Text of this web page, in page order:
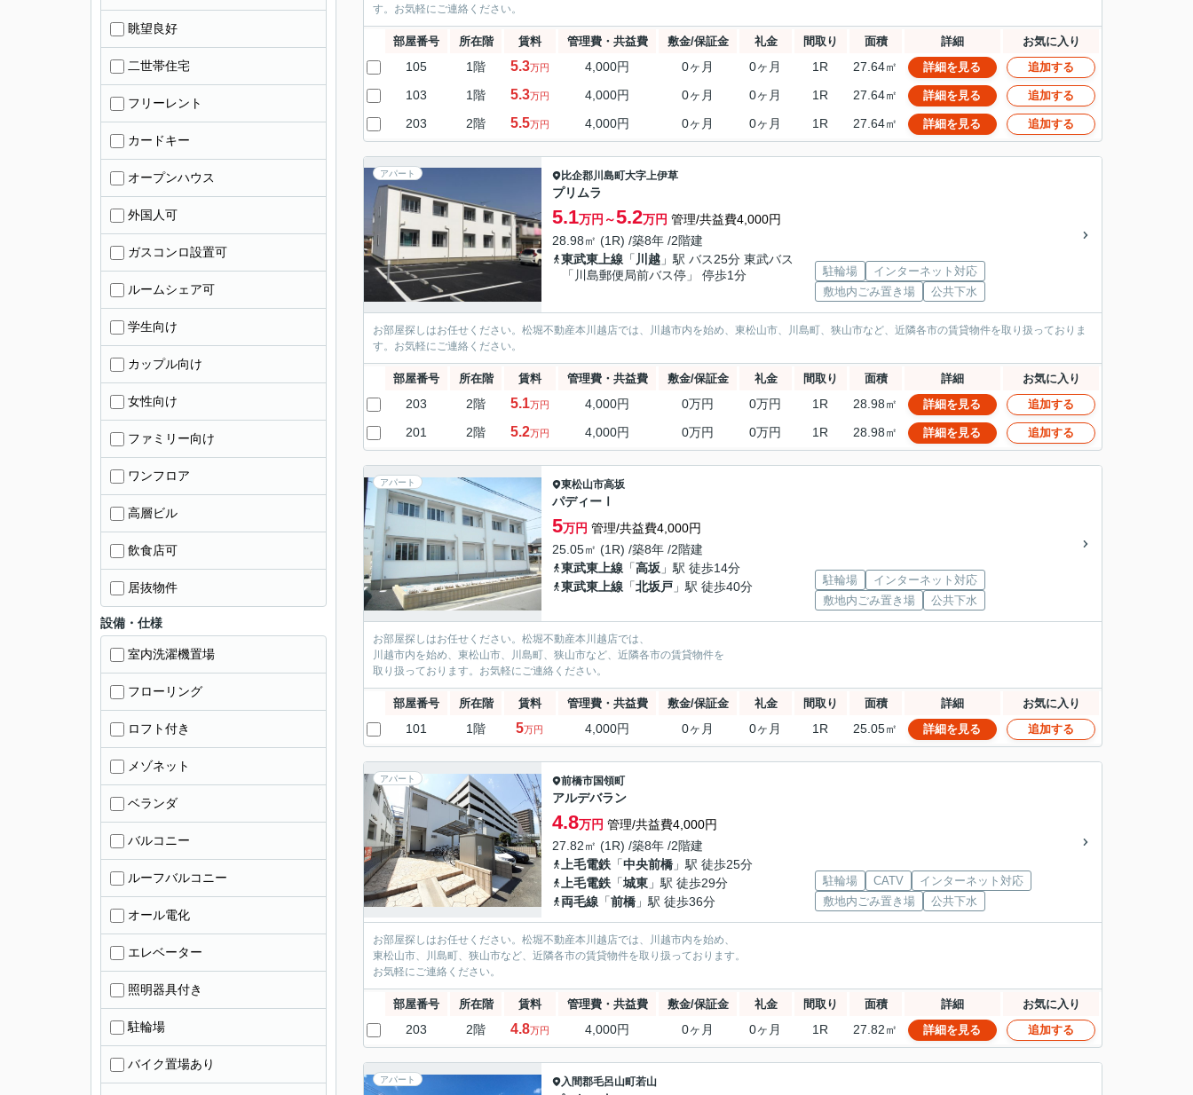
す。お気軽にご連絡ください。
部屋番号 所在階 賃料 管理費・共益費 敷金/保証金 礼金 間取り 面積 詳細 お気に入り
105 1階 5.3万円 4,000円 0ヶ月 0ヶ月 1R 27.64㎡ 詳細を見る 追加する
103 1階 5.3万円 4,000円 0ヶ月 0ヶ月 1R 27.64㎡ 詳細を見る 追加する
203 2階 5.5万円 4,000円 0ヶ月 0ヶ月 1R 27.64㎡ 詳細を見る 追加する
アパート 比企郡川島町大字上伊草
プリムラ
5.1万円～5.2万円 管理/共益費4,000円
28.98㎡ (1R) /築8年 /2階建
東武東上線 「 川越 」駅 バス25分 東武バス
「川島郵便局前バス停」 停歩1分
駐輪場
インターネット対応
敷地内ごみ置き場
公共下水
お部屋探しはお任せください。松堀不動産本川越店では、川越市内を始め、東松山市、川島町、狭山市など、近隣各市の賃貸物件を取り扱っておりま
す。お気軽にご連絡ください。
部屋番号 所在階 賃料 管理費・共益費 敷金/保証金 礼金 間取り 面積 詳細 お気に入り
203 2階 5.1万円 4,000円 0万円 0万円 1R 28.98㎡ 詳細を見る 追加する
201 2階 5.2万円 4,000円 0万円 0万円 1R 28.98㎡ 詳細を見る 追加する
アパート 東松山市高坂
パディーⅠ
5万円 管理/共益費4,000円
25.05㎡ (1R) /築8年 /2階建
東武東上線 「高坂 」駅 徒歩14分
東武東上線 「北坂戸 」駅 徒歩40分 駐輪場
インターネット対応
敷地内ごみ置き場
公共下水
お部屋探しはお任せください。松堀不動産本川越店では、
川越市内を始め、東松山市、川島町、狭山市など、近隣各市の賃貸物件を
取り扱っております。お気軽にご連絡ください。
部屋番号 所在階 賃料 管理費・共益費 敷金/保証金 礼金 間取り 面積 詳細 お気に入り
101 1階 5万円 4,000円 0ヶ月 0ヶ月 1R 25.05㎡ 詳細を見る 追加する
アパート 前橋市国領町
アルデバラン
4.8万円 管理/共益費4,000円
27.82㎡ (1R) /築8年 /2階建
上毛電鉄 「中央前橋 」駅 徒歩25分
上毛電鉄 「城東 」駅 徒歩29分
両毛線 「前橋 」駅 徒歩36分
駐輪場 CATV
インターネット対応
敷地内ごみ置き場
公共下水
お部屋探しはお任せください。松堀不動産本川越店では、川越市内を始め、
東松山市、川島町、狭山市など、近隣各市の賃貸物件を取り扱っております。
お気軽にご連絡ください。
部屋番号 所在階 賃料 管理費・共益費 敷金/保証金 礼金 間取り 面積 詳細 お気に入り
203 2階 4.8万円 4,000円 0ヶ月 0ヶ月 1R 27.82㎡ 詳細を見る 追加する
アパート 入間郡毛呂山町若山
眺望良好
二世帯住宅
フリーレント
カードキー
オープンハウス
外国人可
ガスコンロ設置可
ルームシェア可
学生向け
カップル向け
女性向け
ファミリー向け
ワンフロア
高層ビル
飲食店可
居抜物件
設備・仕様
室内洗濯機置場
フローリング
ロフト付き
メゾネット
ベランダ
バルコニー
ルーフバルコニー
オール電化
エレベーター
照明器具付き
駐輪場
バイク置場あり